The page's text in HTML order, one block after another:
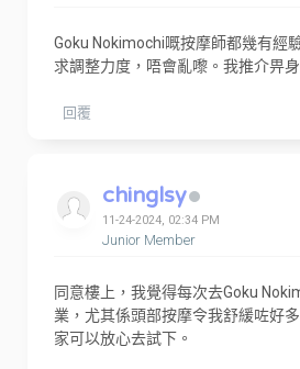
Goku Nokimochi嘅按摩師都幾有經
求調整力度，唔會亂嚟。我推介畀
回覆
chinglsy
11-24-2024, 02:34 PM
Junior Member
同意樓上，我覺得每次去Goku
業，尤其係頭部按摩令我舒緩咗好
家可以放心去試下。